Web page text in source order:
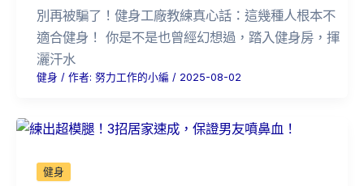
別再被騙了！健身工廠教練真心話：這幾種人根本不
適合健身！ 你是不是也曾經幻想過，踏入健身房，揮
灑汗水
健身 / 作者: 努力工作的小編 / 2025-08-02
健身